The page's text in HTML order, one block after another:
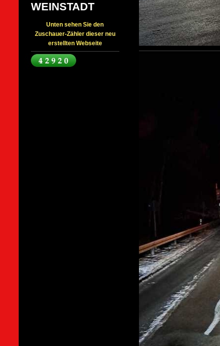
WEINSTADT
Unten sehen Sie den
Zuschauer-Zähler dieser neu
erstellten Webseite